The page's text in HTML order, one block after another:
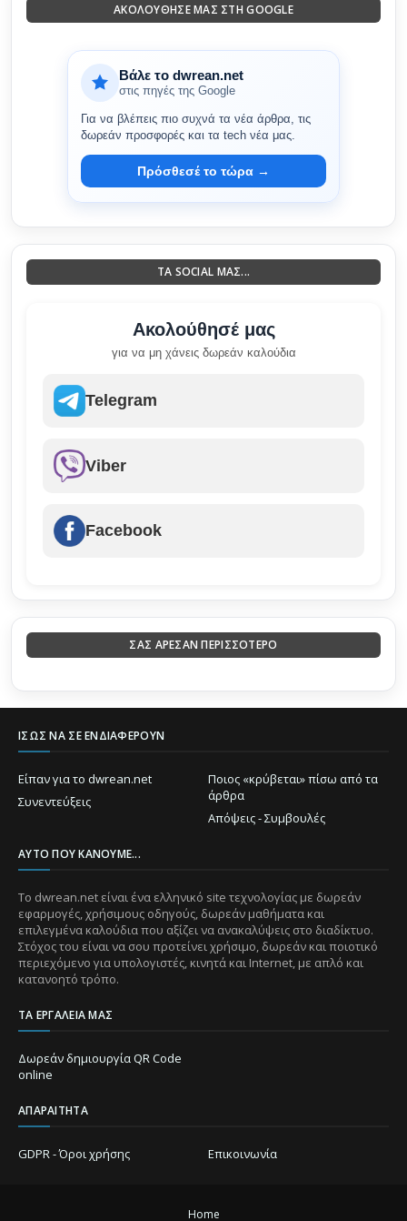
ΑΚΟΛΟΎΘΗΣΈ ΜΑΣ ΣΤΗ GOOGLE
Βάλε το dwrean.net
στις πηγές της Google
Για να βλέπεις πιο συχνά τα νέα άρθρα, τις
δωρεάν προσφορές και τα tech νέα μας.
Πρόσθεσέ το τώρα →
ΤΑ SOCIAL ΜΑΣ...
Ακολούθησέ μας
για να μη χάνεις δωρεάν καλούδια
Telegram
Viber
Facebook
ΣΑΣ ΑΡΕΣΑΝ ΠΕΡΙΣΣΟΤΕΡΟ
ΊΣΩΣ ΝΑ ΣΕ ΕΝΔΙΑΦΈΡΟΥΝ
Είπαν για το dwrean.net
Ποιος «κρύβεται» πίσω από τα
άρθρα
Συνεντεύξεις
Απόψεις - Συμβουλές
ΑΥΤΌ ΠΟΥ ΚΆΝΟΥΜΕ...
Το dwrean.net είναι ένα ελληνικό site τεχνολογίας με δωρεάν
εφαρμογές, χρήσιμους οδηγούς, δωρεάν μαθήματα και
επιλεγμένα καλούδια που αξίζει να ανακαλύψεις στο διαδίκτυο.
Στόχος του είναι να σου προτείνει χρήσιμο, δωρεάν και ποιοτικό
περιεχόμενο για υπολογιστές, κινητά και Internet, με απλό και
κατανοητό τρόπο.
ΤΑ ΕΡΓΑΛΕΊΑ ΜΑΣ
Δωρεάν δημιουργία QR Code
online
ΑΠΑΡΑΊΤΗΤΑ
GDPR - Όροι χρήσης Επικοινωνία
Home